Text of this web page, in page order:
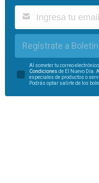
Regístrate a
Al someter tu correo
Condiciones de El Nuevo Día.
especiales de productos o
Podrás optar salirte de los